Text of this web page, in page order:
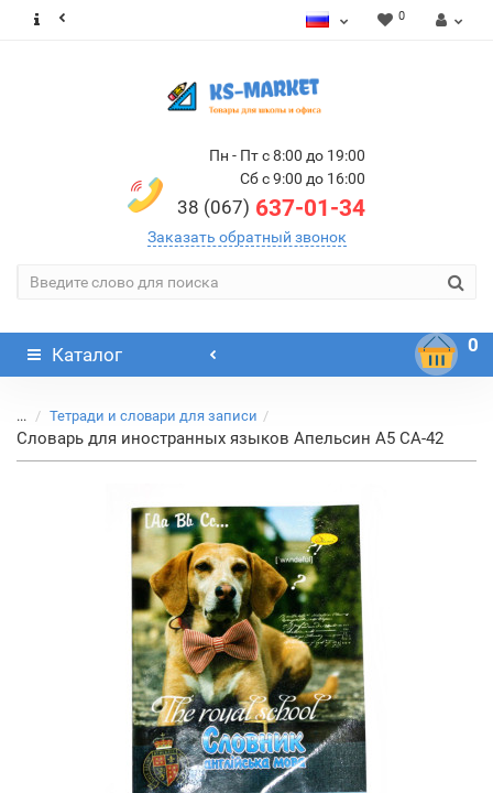
0
Пн - Пт с 8:00 до 19:00
Сб с 9:00 до 16:00
38 (067) 637-01-34
Заказать обратный звонок
Каталог 0
... Тетради и словари для записи
Словарь для иностранных языков Апельсин А5 СА-42